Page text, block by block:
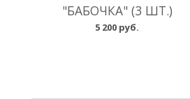
"БАБОЧКА" (3 ШТ.)
5 200 руб.